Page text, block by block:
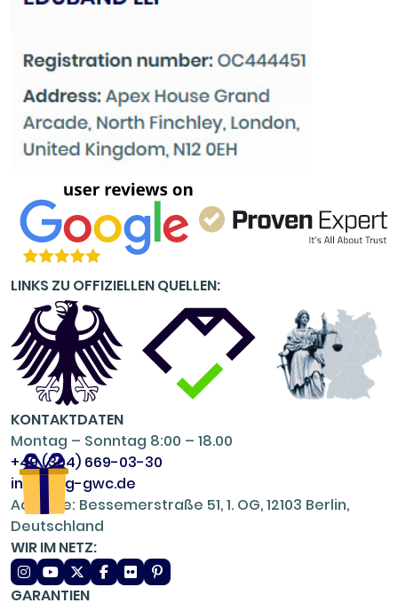
LINKS ZU OFFIZIELLEN QUELLEN:
KONTAKTDATEN
Montag – Sonntag 8:00 – 18.00
+49 (304) 669-03-30
info@ug-gwc.de
Adresse: Bessemerstraße 51, 1. OG, 12103 Berlin,
Deutschland
WIR IM NETZ:
GARANTIEN